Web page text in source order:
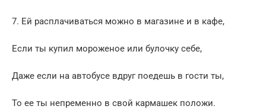
7. Ей расплачиваться можно в магазине и в кафе,
Если ты купил мороженое или булочку себе,
Даже если на автобусе вдруг поедешь в гости ты,
То ее ты непременно в свой кармашек положи.